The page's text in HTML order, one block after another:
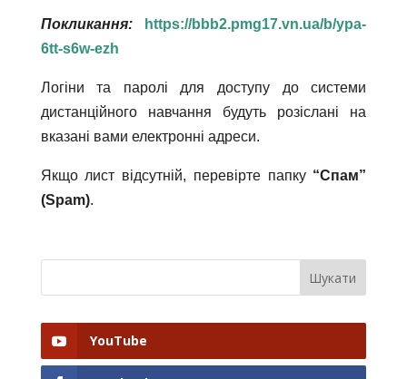
Покликання:
https://bbb2.pmg17.vn.ua/b/ypa-
6tt-s6w-ezh
Логіни та паролі для доступу до системи
дистанційного навчання будуть розіслані на
вказані вами електронні адреси.
Якщо лист відсутній, перевірте папку “Спам”
(Spam).
YouTube